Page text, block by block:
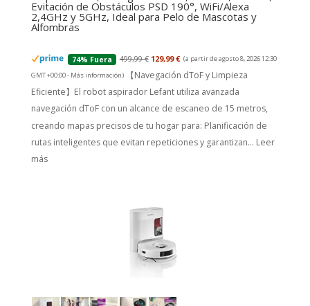
Evitación de Obstáculos PSD 190°, WiFi/Alexa
2,4GHz y 5GHz, Ideal para Pelo de Mascotas y
Alfombras
74% Fuera 499,99 € 129,99 € (a partir de agosto 8, 2026 12:30
GMT +00:00 - Más información)
【Navegación dToF y Limpieza
Eficiente】El robot aspirador Lefant utiliza avanzada
navegación dToF con un alcance de escaneo de 15 metros,
creando mapas precisos de tu hogar para: Planificación de
rutas inteligentes que evitan repeticiones y garantizan... Leer
más